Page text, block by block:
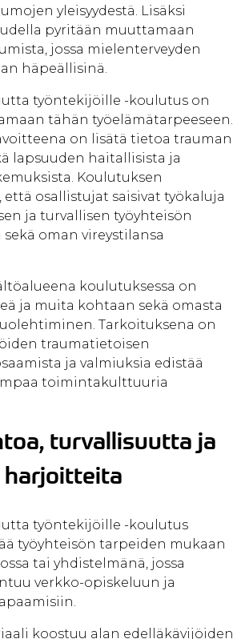
yleisyydestä. Lisäksi
pyritään muuttamaan
jossa mielenterveyden
häpeällisinä.
työntekijöille -koulutus on
tähän työelämätarpeeseen.
on lisätä tietoa trauman
lapsuuden haitallisista ja
Koulutuksen
osallistujat saisivat työkaluja
ja turvallisen työyhteisön
oman vireystilansa
koulutuksessa on
ja muita kohtaan sekä omasta
Tarkoituksena on
traumatietoisen
ja valmiuksia edistää
toimintakulttuuria
turvallisuutta ja
harjoitteita
työntekijöille -koulutus
työyhteisön tarpeiden mukaan
tai yhdistelmänä, jossa
verkko-opiskeluun ja
koostuu alan edelläkävijöiden